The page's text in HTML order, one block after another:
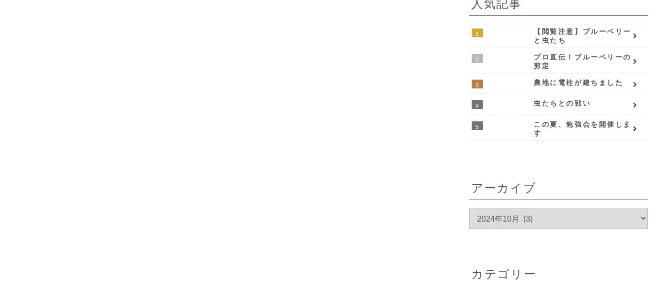
【閲覧注意】ブルーベリー
と虫たち
プロ直伝！ブルーベリーの
剪定
農地に電柱が建ちました
虫たちとの戦い
この夏、勉強会を開催しま
す
アーカイブ
カテゴリー